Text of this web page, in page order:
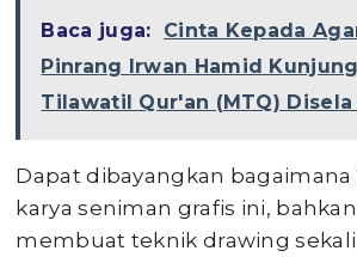
Baca juga:
Cinta Kepada
Pinrang Irwan Hamid
Tilawatil Qur'an (MTQ)
Dapat dibayangkan
karya seniman grafis ini,
membuat teknik drawing sekali